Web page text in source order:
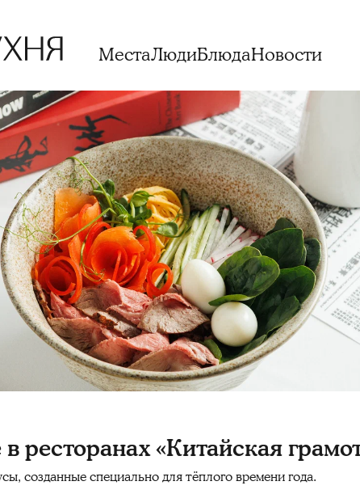
МестаЛюдиБлюдаНовости
ресторанах «Китайская
созданные специально для тёплого времени года.